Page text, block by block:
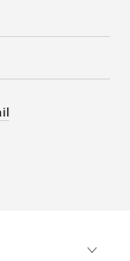
finestra.
una nuova